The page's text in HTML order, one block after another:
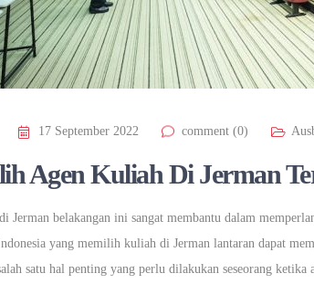
17 September 2022 comment (0)
Agen Kuliah Di Jerman
Jerman belakangan ini sangat membantu dalam
yang memilih kuliah di Jerman lantaran dapat
satu hal penting yang perlu dilakukan seseorang